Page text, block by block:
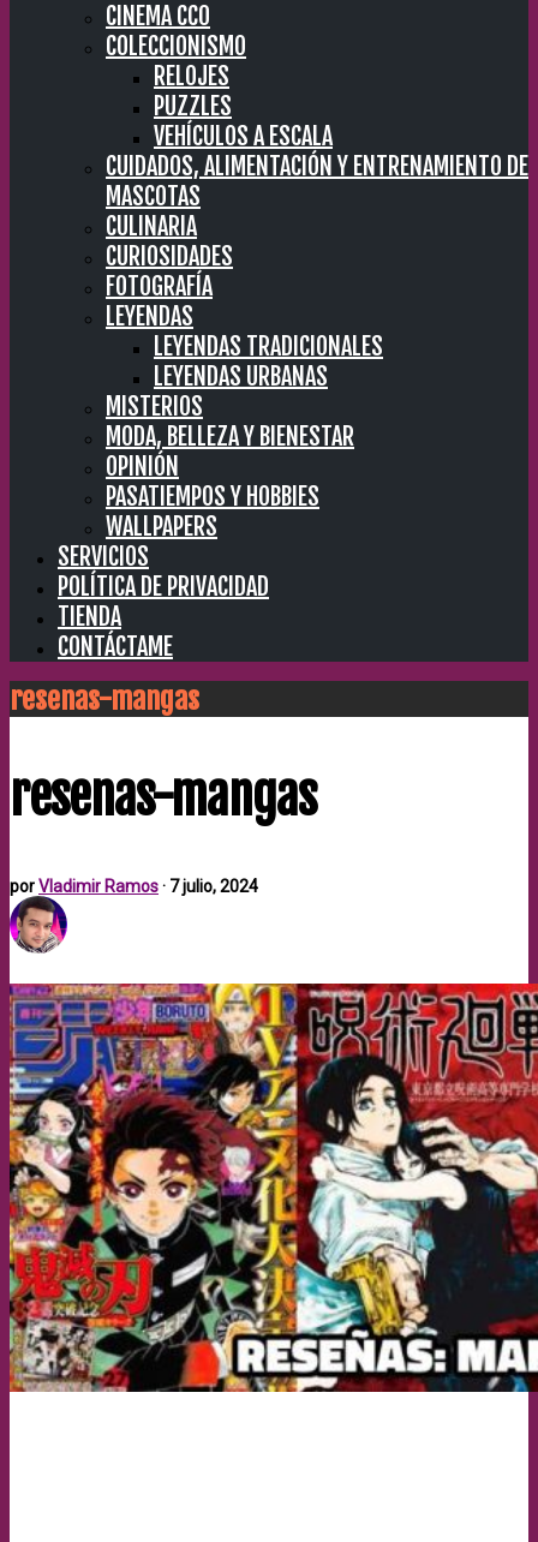
CINEMA CC0
COLECCIONISMO
RELOJES
PUZZLES
VEHÍCULOS A ESCALA
CUIDADOS, ALIMENTACIÓN Y ENTRENAMIENTO DE
MASCOTAS
CULINARIA
CURIOSIDADES
FOTOGRAFÍA
LEYENDAS
LEYENDAS TRADICIONALES
LEYENDAS URBANAS
MISTERIOS
MODA, BELLEZA Y BIENESTAR
OPINIÓN
PASATIEMPOS Y HOBBIES
WALLPAPERS
SERVICIOS
POLÍTICA DE PRIVACIDAD
TIENDA
CONTÁCTAME
resenas-mangas
resenas-mangas
porVladimir Ramos· 7 julio, 2024